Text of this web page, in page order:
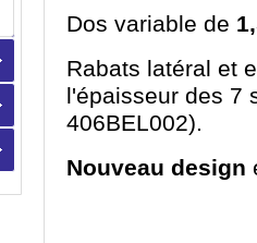
Dos variable de
Rabats latéral et
l'épaisseur des 7
406BEL002).
Nouveau design